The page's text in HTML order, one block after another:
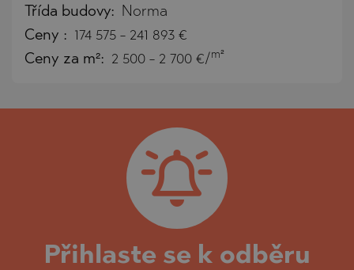
Třída budovy: Norma
Ceny : 174 575 - 241 893 €
Ceny za m²: 2 500 - 2 700 €/ m²
Přihlaste se k odběru